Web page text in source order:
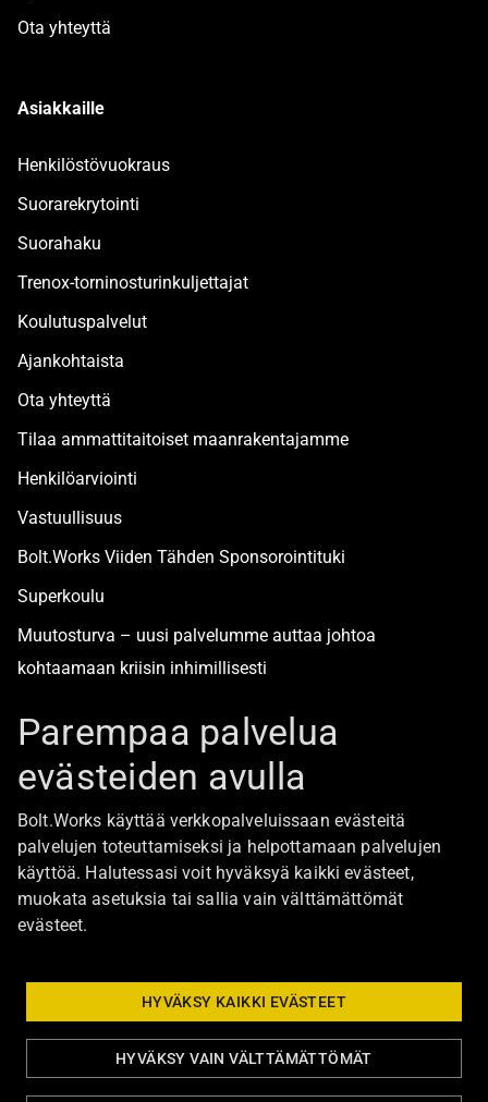
Ota yhteyttä
Asiakkaille
Henkilöstövuokraus
Suorarekrytointi
Suorahaku
Trenox-torninosturinkuljettajat
Koulutuspalvelut
Ajankohtaista
Ota yhteyttä
Tilaa ammattitaitoiset maanrakentajamme
Henkilöarviointi
Vastuullisuus
Bolt.Works Viiden Tähden Sponsorointituki
Superkoulu
Muutosturva – uusi palvelumme auttaa johtoa
kohtaamaan kriisin inhimillisesti
Boltista
Töihin Bolt.Worksin toimistolle
Ajankohtaista
Ota yhteyttä
Bolt Group hallitus
Tietosuoja ja evästeasetukset Eettiset ohjeet
Parempaa palvelua
evästeiden avulla
Bolt.Works käyttää verkkopalveluissaan evästeitä
palvelujen toteuttamiseksi ja helpottamaan palvelujen
käyttöä. Halutessasi voit hyväksyä kaikki evästeet,
muokata asetuksia tai sallia vain välttämättömät
evästeet.
HYVÄKSY KAIKKI EVÄSTEET
HYVÄKSY VAIN VÄLTTÄMÄTTÖMÄT